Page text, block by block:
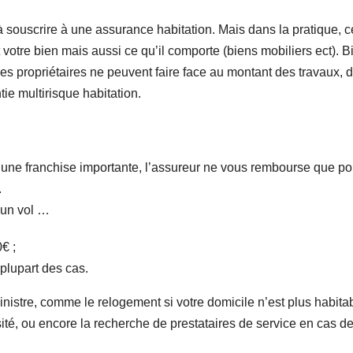
à une assurance habitation. Mais dans la pratique,
bien mais aussi ce qu’il comporte (biens mobiliers ect).
propriétaires ne peuvent faire face au montant des travaux,
multirisque habitation.
franchise importante, l’assureur ne vous rembourse que
un vol …
;
des cas.
comme le relogement si votre domicile n’est plus
ou encore la recherche de prestataires de service en cas de